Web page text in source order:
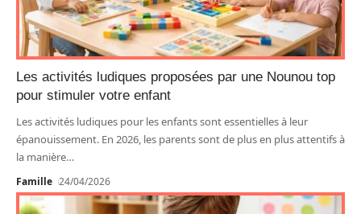
Les activités ludiques proposées par une Nounou top
pour stimuler votre enfant
Les activités ludiques pour les enfants sont essentielles à leur
épanouissement. En 2026, les parents sont de plus en plus attentifs à
la manière…
Famille 24/04/2026